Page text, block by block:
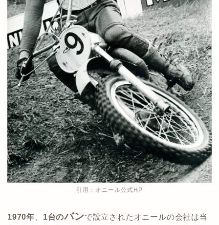
引用：オニール公式HP
1970年 1台のバンで設立されたオニールの会社は当